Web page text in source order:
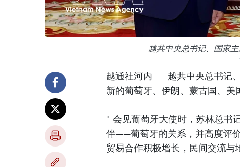
越共中央总书记、国家
越通社河内——越共中央总书记
新的葡萄牙、伊朗、蒙古国、美
* 会见葡萄牙大使时，苏林总书
伴——葡萄牙的关系，并高度评
贸易合作积极增长，民间交流与